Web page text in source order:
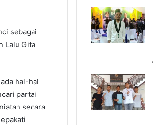
sebagai
Lalu Gita
hal-hal
partai
secara